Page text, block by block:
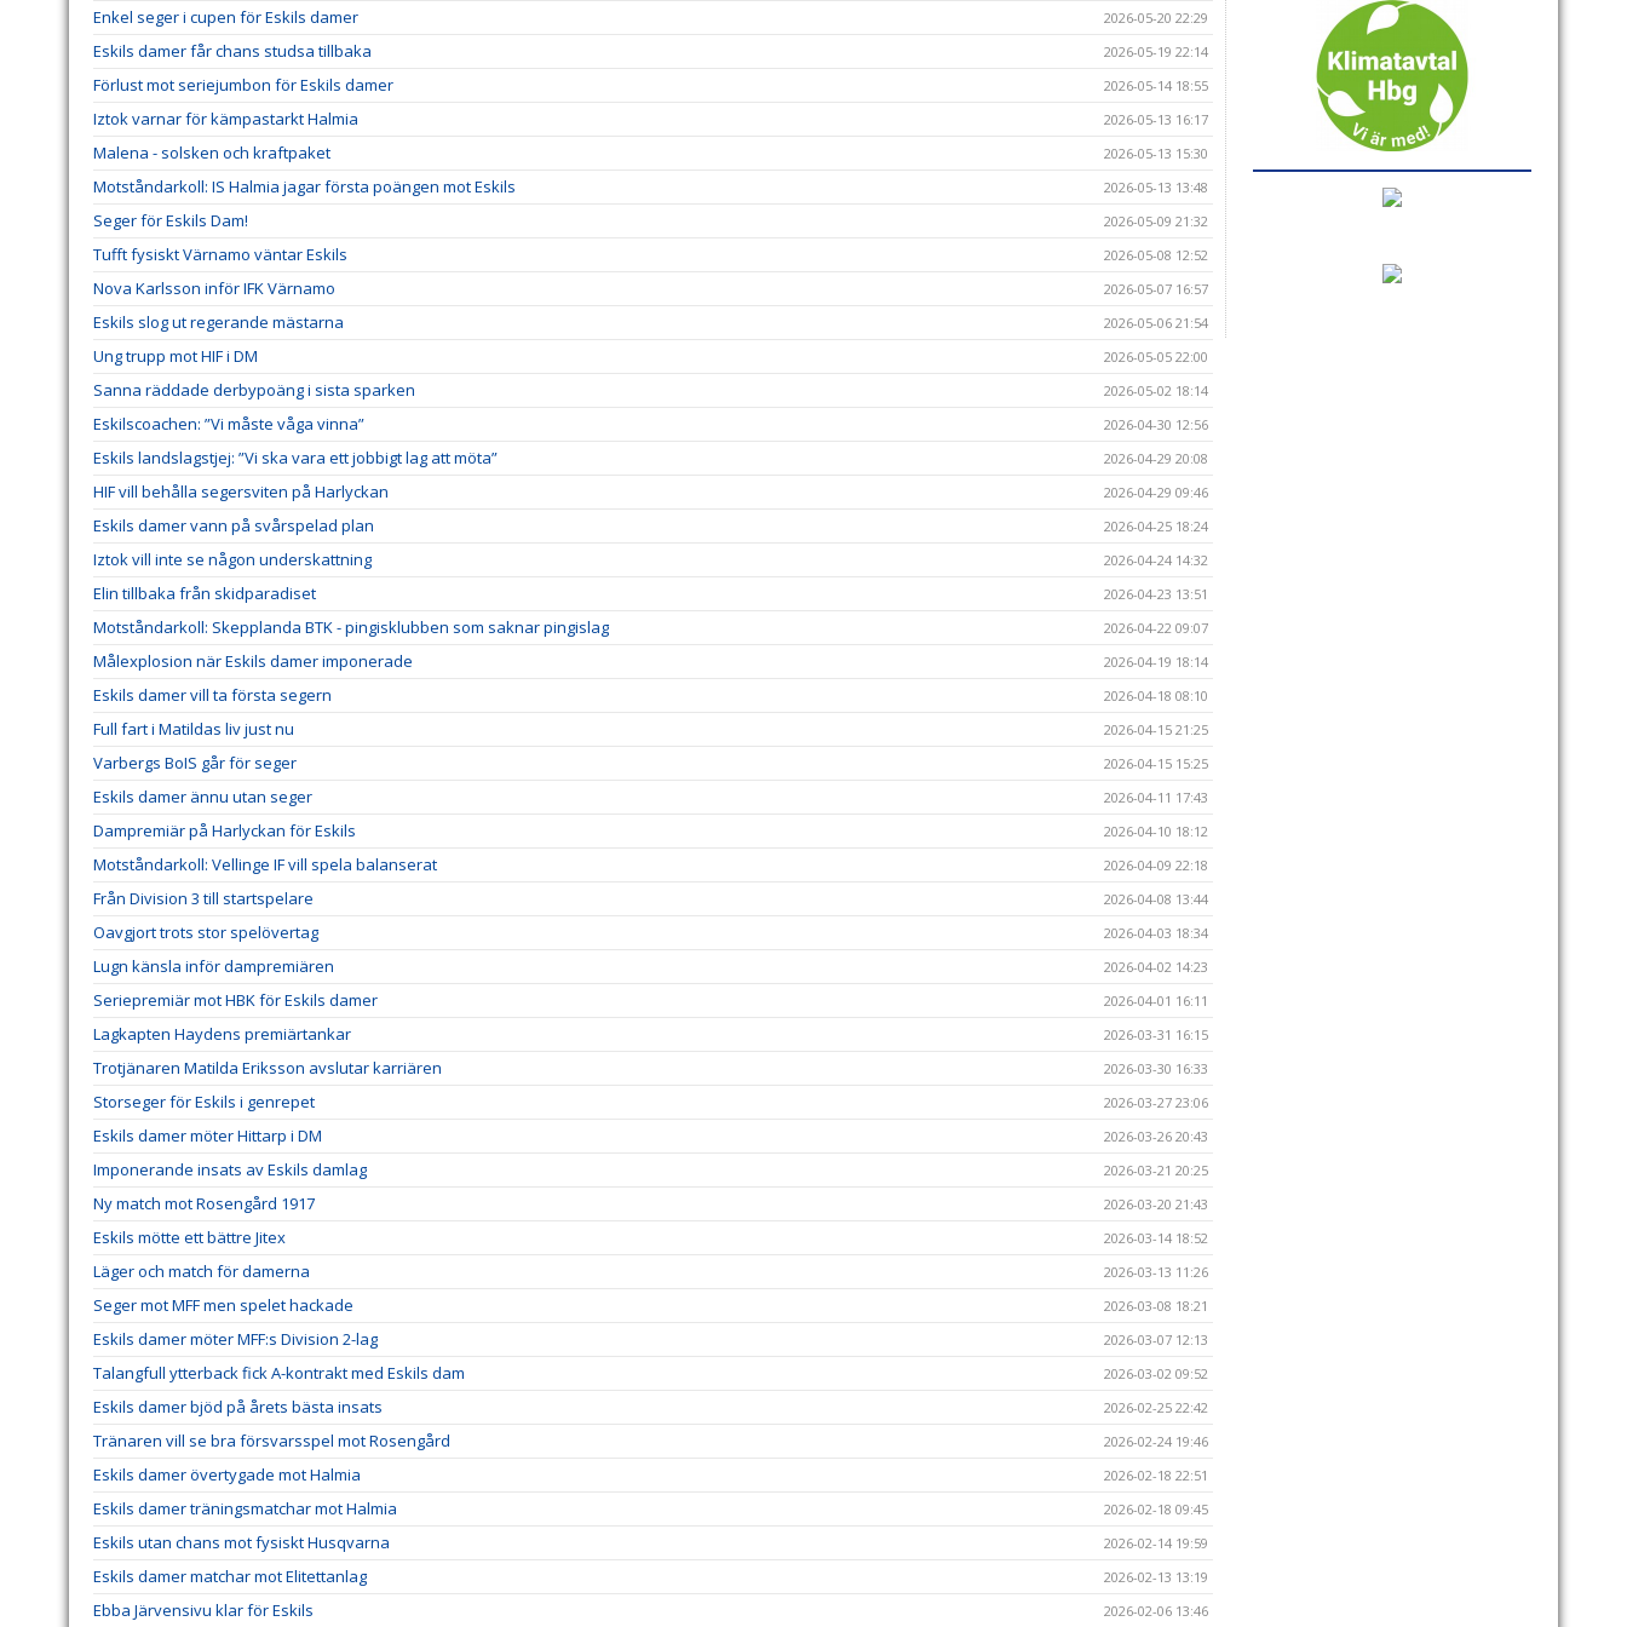
Enkel seger i cupen för Eskils damer 2026-05-20 22:29
Eskils damer får chans studsa tillbaka 2026-05-19 22:14
Förlust mot seriejumbon för Eskils damer 2026-05-14 18:55
Iztok varnar för kämpastarkt Halmia 2026-05-13 16:17
Malena - solsken och kraftpaket 2026-05-13 15:30
Motståndarkoll: IS Halmia jagar första poängen mot Eskils 2026-05-13 13:48
Seger för Eskils Dam! 2026-05-09 21:32
Tufft fysiskt Värnamo väntar Eskils 2026-05-08 12:52
Nova Karlsson inför IFK Värnamo 2026-05-07 16:57
Eskils slog ut regerande mästarna 2026-05-06 21:54
Ung trupp mot HIF i DM 2026-05-05 22:00
Sanna räddade derbypoäng i sista sparken 2026-05-02 18:14
Eskilscoachen: ”Vi måste våga vinna” 2026-04-30 12:56
Eskils landslagstjej: ”Vi ska vara ett jobbigt lag att möta” 2026-04-29 20:08
HIF vill behålla segersviten på Harlyckan 2026-04-29 09:46
Eskils damer vann på svårspelad plan 2026-04-25 18:24
Iztok vill inte se någon underskattning 2026-04-24 14:32
Elin tillbaka från skidparadiset 2026-04-23 13:51
Motståndarkoll: Skepplanda BTK - pingisklubben som saknar pingislag 2026-04-22 09:07
Målexplosion när Eskils damer imponerade 2026-04-19 18:14
Eskils damer vill ta första segern 2026-04-18 08:10
Full fart i Matildas liv just nu 2026-04-15 21:25
Varbergs BoIS går för seger 2026-04-15 15:25
Eskils damer ännu utan seger 2026-04-11 17:43
Dampremiär på Harlyckan för Eskils 2026-04-10 18:12
Motståndarkoll: Vellinge IF vill spela balanserat 2026-04-09 22:18
Från Division 3 till startspelare 2026-04-08 13:44
Oavgjort trots stor spelövertag 2026-04-03 18:34
Lugn känsla inför dampremiären 2026-04-02 14:23
Seriepremiär mot HBK för Eskils damer 2026-04-01 16:11
Lagkapten Haydens premiärtankar 2026-03-31 16:15
Trotjänaren Matilda Eriksson avslutar karriären 2026-03-30 16:33
Storseger för Eskils i genrepet 2026-03-27 23:06
Eskils damer möter Hittarp i DM 2026-03-26 20:43
Imponerande insats av Eskils damlag 2026-03-21 20:25
Ny match mot Rosengård 1917 2026-03-20 21:43
Eskils mötte ett bättre Jitex 2026-03-14 18:52
Läger och match för damerna 2026-03-13 11:26
Seger mot MFF men spelet hackade 2026-03-08 18:21
Eskils damer möter MFF:s Division 2-lag 2026-03-07 12:13
Talangfull ytterback fick A-kontrakt med Eskils dam 2026-03-02 09:52
Eskils damer bjöd på årets bästa insats 2026-02-25 22:42
Tränaren vill se bra försvarsspel mot Rosengård 2026-02-24 19:46
Eskils damer övertygade mot Halmia 2026-02-18 22:51
Eskils damer träningsmatchar mot Halmia 2026-02-18 09:45
Eskils utan chans mot fysiskt Husqvarna 2026-02-14 19:59
Eskils damer matchar mot Elitettanlag 2026-02-13 13:19
Ebba Järvensivu klar för Eskils 2026-02-06 13:46